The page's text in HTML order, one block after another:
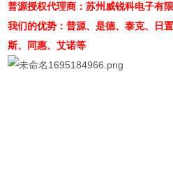
普源授权代理商：苏州威锐科电子有
我们的优势：普源、是德、泰克、日
斯、同惠、艾诺等